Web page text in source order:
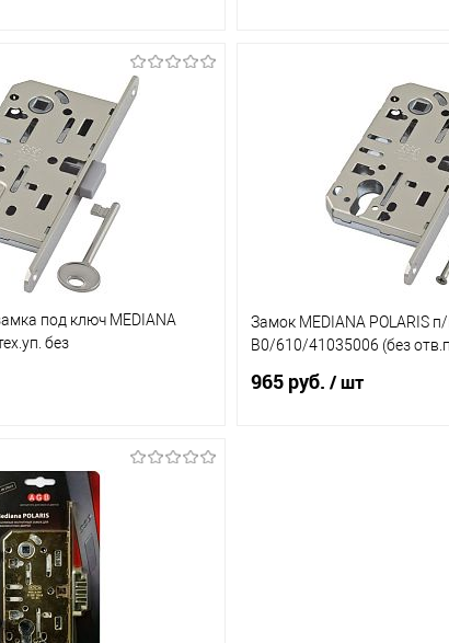
В корзину
Сравнение
В наличии (12)
В
Купить в 1 клик
В избранное
под ключ MEDIANA
без
В корзину
Сравнение
В наличии (1)
Замок MEDIANA POLARIS
В0/610/41035006 (без
965 руб. / шт